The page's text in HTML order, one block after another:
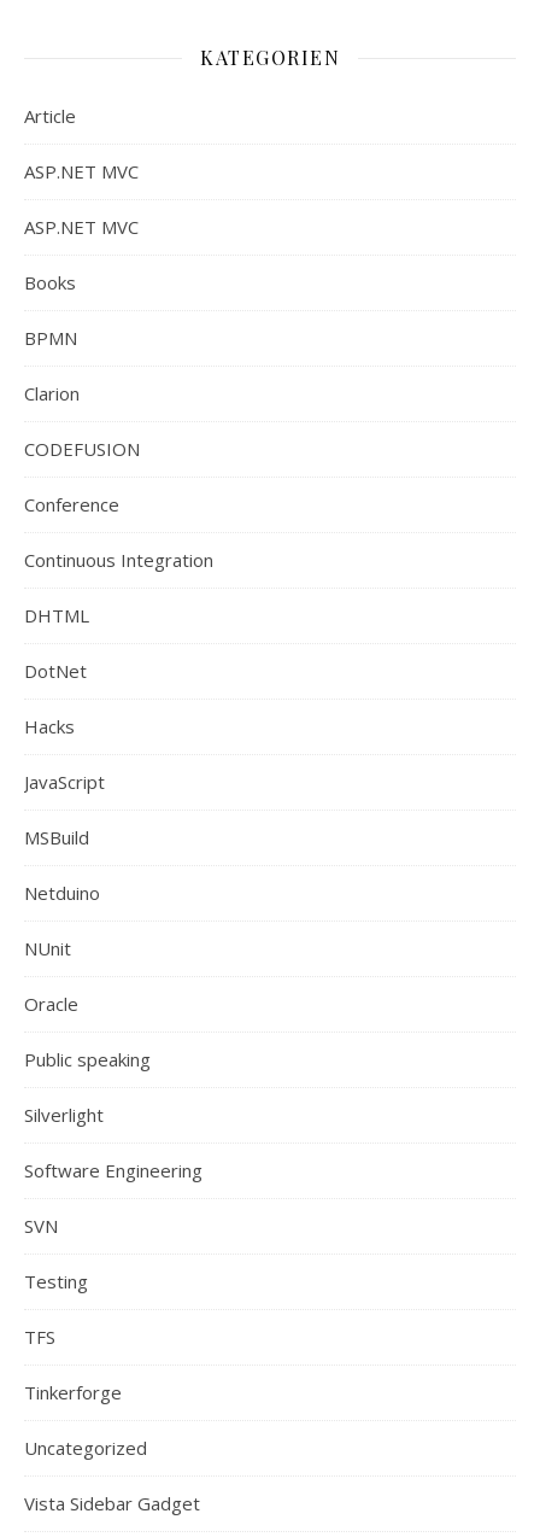
KATEGORIEN
Article
ASP.NET MVC
ASP.NET MVC
Books
BPMN
Clarion
CODEFUSION
Conference
Continuous Integration
DHTML
DotNet
Hacks
JavaScript
MSBuild
Netduino
NUnit
Oracle
Public speaking
Silverlight
Software Engineering
SVN
Testing
TFS
Tinkerforge
Uncategorized
Vista Sidebar Gadget